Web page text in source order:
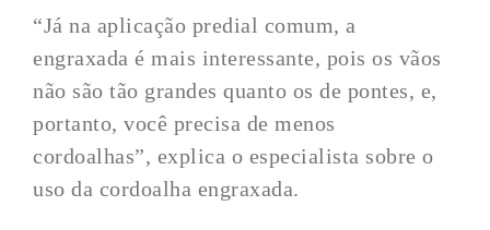
“Já na aplicação predial comum, a
engraxada é mais interessante, pois os vãos
não são tão grandes quanto os de pontes, e,
portanto, você precisa de menos
cordoalhas”, explica o especialista sobre o
uso da cordoalha engraxada.